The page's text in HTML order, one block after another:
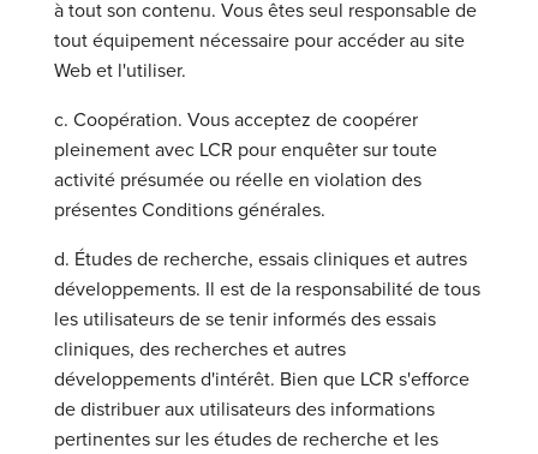
à tout son contenu. Vous êtes seul responsable de
tout équipement nécessaire pour accéder au site
Web et l'utiliser.
c. Coopération. Vous acceptez de coopérer
pleinement avec LCR pour enquêter sur toute
activité présumée ou réelle en violation des
présentes Conditions générales.
d. Études de recherche, essais cliniques et autres
développements. Il est de la responsabilité de tous
les utilisateurs de se tenir informés des essais
cliniques, des recherches et autres
développements d'intérêt. Bien que LCR s'efforce
de distribuer aux utilisateurs des informations
pertinentes sur les études de recherche et les